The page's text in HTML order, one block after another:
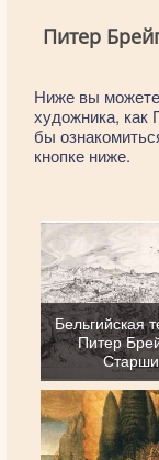
Питер
Ниже вы можете
художника, как
бы
кнопке ниже.
Бельгийская
Питер